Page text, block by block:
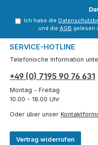
Ich habe die
und die AGB gelesen
SERVICE-HOTLINE
Telefonische Information
+49 (0) 7195 90 76 631
Montag - Freitag
10.00 - 18.00 Uhr
Oder über unser
Vertrag widerrufen